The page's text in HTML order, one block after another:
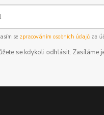
se zpracováním osobních údajůza
se kdykoli odhlásit. Zasíláme